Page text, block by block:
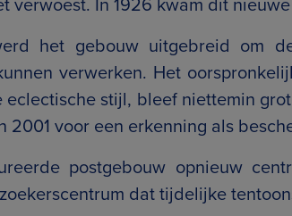
het gebouw uitgebreid om
verwerken. Het
stijl, bleef niettemin
2001 voor een erkenning als
postgebouw opnieuw
dat tijdelijke